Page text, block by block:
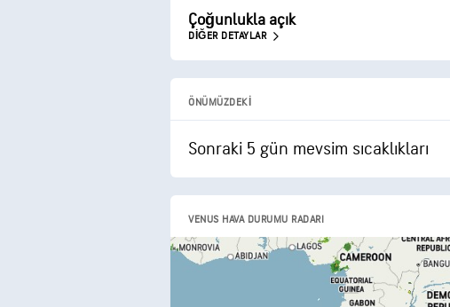
Çoğunlukla açık
DIĞER DETAYLAR
ÖNÜMÜZDEKI
Sonraki 5 gün mevsim sıcaklıkları
VENUS HAVA DURUMU RADARI